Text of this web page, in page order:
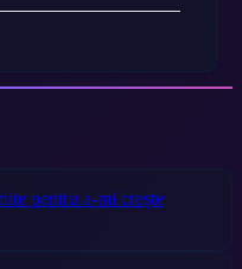
pentru a-mi crește